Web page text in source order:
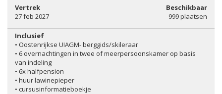
Vertrek
Beschikbaar
27 feb 2027
999 plaatsen
Inclusief
• Oostenrijkse UIAGM- berggids/skileraar
• 6 overnachtingen in twee of meerpersoonskamer op basis
van indeling
• 6x halfpension
• huur lawinepieper
• cursusinformatieboekje